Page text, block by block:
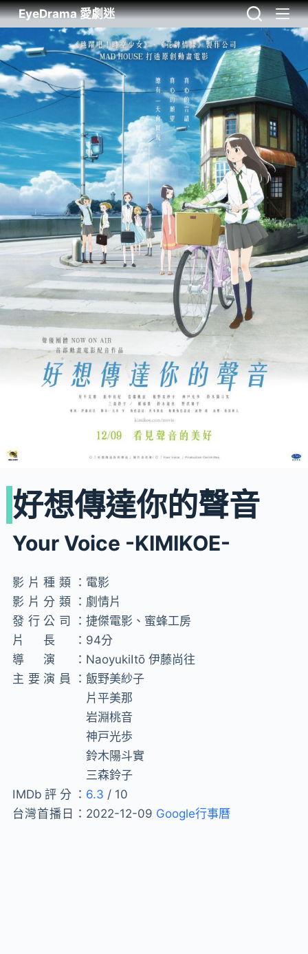
EyeDrama 愛劇迷
好想傳達你的聲音
Your Voice -KIMIKOE-
影片種類： 電影
影片分類： 劇情片
發行公司：捷傑電影、蜜蜂工房
片長： 94分
導演： NaoyukiItō 伊藤尚往
主要演員：飯野美紗子
片平美那
岩淵桃音
神戸光歩
鈴木陽斗實
三森鈴子
IMDb評分： 6.3 / 10
台灣首播日： 2022-12-09 Google行事曆